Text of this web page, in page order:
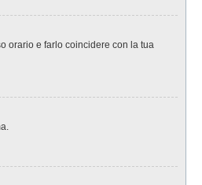
orario e farlo coincidere con la tua